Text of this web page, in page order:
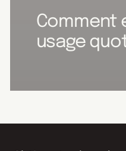
Comment
usage